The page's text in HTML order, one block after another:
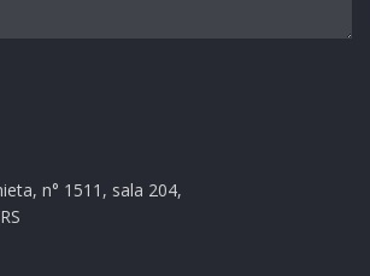
ainda o futebol sete e a
pelo telefone 3981-1067.
2009): 50m; 200m; 400m; lançamento
n° 1511, sala 204,